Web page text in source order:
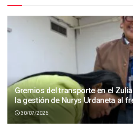
Gremios del transporte en el
la gestión de Nurys Urdaneta al
30/07/2026